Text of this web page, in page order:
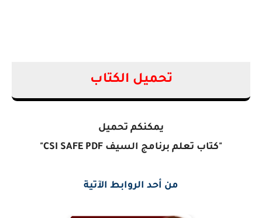
تحميل الكتاب
يمكنكم تحميل
"كتاب تعلم برنامج السيف CSI SAFE PDF"
من أحد الروابط الآتية